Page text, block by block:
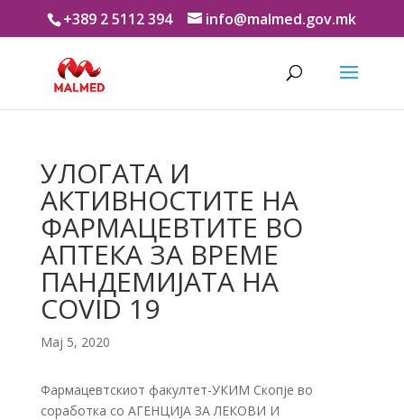
+389 2 5112 394 info@malmed.gov.mk
УЛОГАТА И
АКТИВНОСТИТЕ НА
ФАРМАЦЕВТИТЕ ВО
АПТЕКА ЗА ВРЕМЕ
ПАНДЕМИЈАТА НА
COVID 19
Мај 5, 2020
Фармацевтскиот факултет-УКИМ Скопје во
соработка со АГЕНЦИЈА ЗА ЛЕКОВИ И